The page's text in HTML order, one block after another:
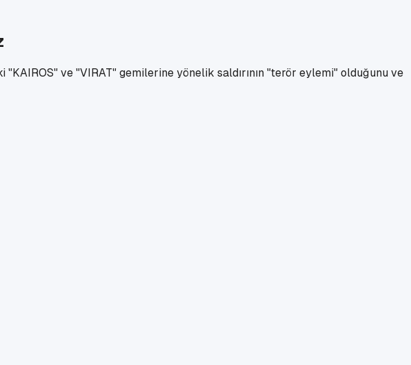
ve "VIRAT" gemilerine yönelik saldırının "terör eylemi" olduğunu ve